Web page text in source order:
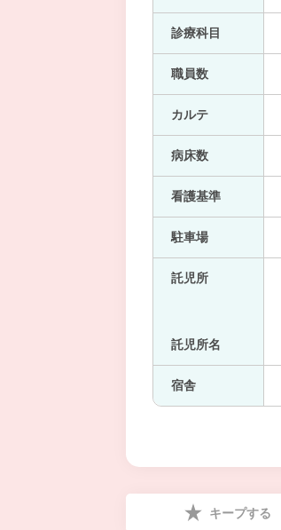
診療科目
職員数
カルテ
病床数
看護基準
駐車場
託児所
託児所名
宿舎
キープする